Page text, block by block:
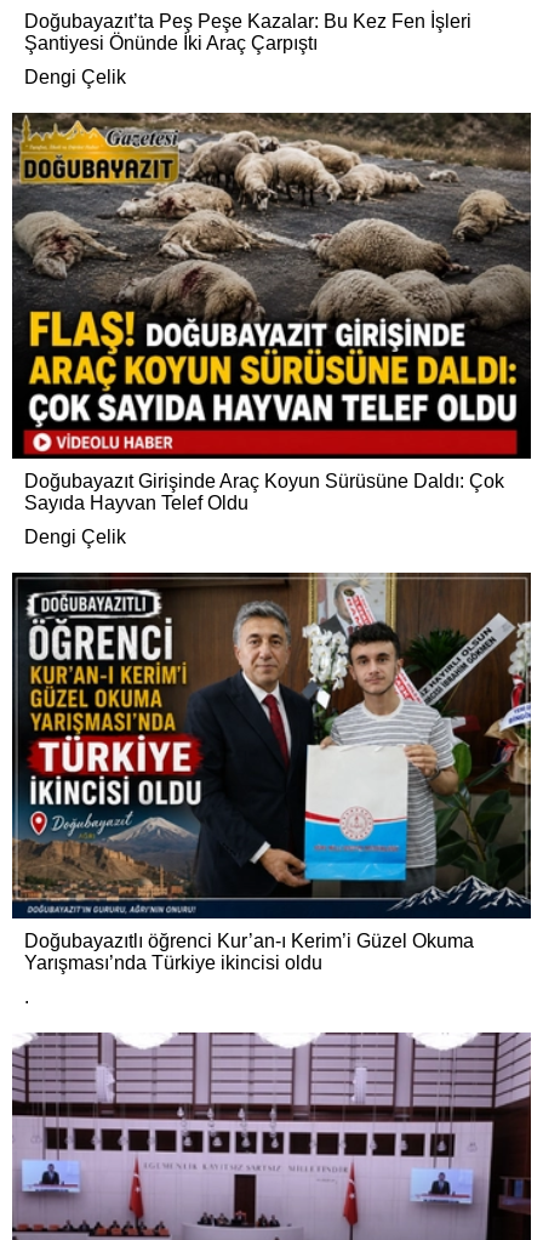
Doğubayazıt’ta Peş Peşe Kazalar: Bu Kez Fen İşleri
Şantiyesi Önünde İki Araç Çarpıştı
Dengi Çelik
Doğubayazıt Girişinde Araç Koyun Sürüsüne Daldı: Çok
Sayıda Hayvan Telef Oldu
Dengi Çelik
Doğubayazıtlı öğrenci Kur’an-ı Kerim’i Güzel Okuma
Yarışması’nda Türkiye ikincisi oldu
.